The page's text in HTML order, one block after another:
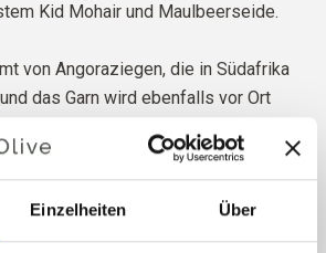
Einzelheiten Über
Kid Mohair und Maulbeerseide.
von Angoraziegen, die in Südafrika
das Garn wird ebenfalls vor Ort
was bedeutet, dass wir genau
Farmen, Bauern und Ziegen unsere